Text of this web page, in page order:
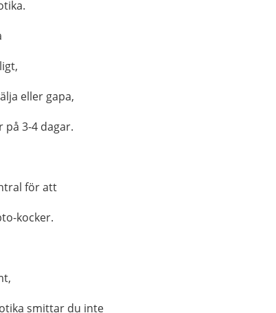
eller gapa,
3-4 dagar.
för att
kocker.
smittar du inte